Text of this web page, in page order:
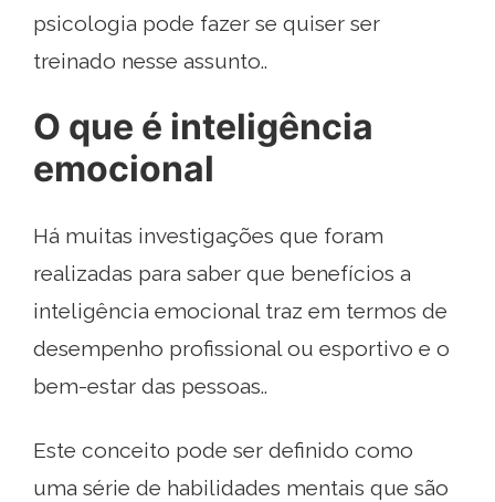
psicologia pode fazer se quiser ser
treinado nesse assunto..
O que é inteligência
emocional
Há muitas investigações que foram
realizadas para saber que benefícios a
inteligência emocional traz em termos de
desempenho profissional ou esportivo e o
bem-estar das pessoas..
Este conceito pode ser definido como
uma série de habilidades mentais que são